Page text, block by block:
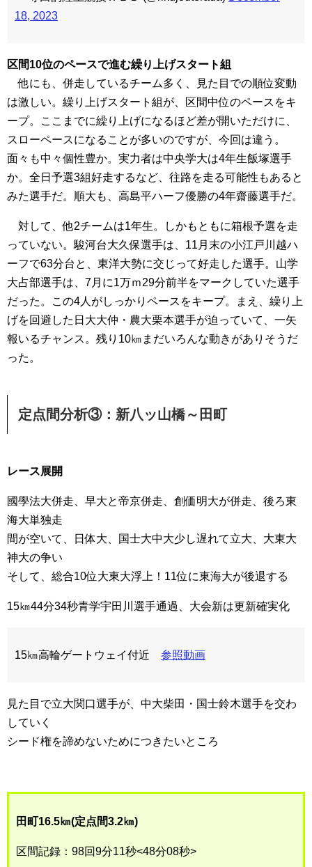
18, 2023
区間10位のペースで進む繰り上げスタート組
他にも、併走しているチーム多く、見た目での順位変動
は激しい。繰り上げスタート組が、区間中位のペースをキ
ープ。ここまでに繰り上げになるほど差が開いただけに、
スローペースになることが多いのですが、今回は違う。
面々も中々個性豊か。実力者は中央学大は4年生飯塚選手
か。全日予選3組好走するなど、往路を走る可能性もあると
みた選手だ。順大も、高島平ハーフ優勝の4年齋藤選手だ。
対して、他2チームは1年生。しかもともに箱根予選を走
っていない。駿河台大久保選手は、11月末の小江戸川越ハ
ーフで63分台と、東洋大勢に交じって好走した選手。山学
大占部選手は、7月に1万ｍ29分前半をマークしていた選手
だった。この4人がしっかりペースをキープ。まえ、繰り上
げを回避した日大大仲・農大栗本選手が迫っていて、一矢
報いるチャンス。残り10㎞まだいろんな動きがありそうだ
った。
定点間分析③：新八ッ山橋～田町
レース展開
國學法大併走、早大と帝京併走、創価明大が併走、後ろ東
海大単独走
間が空いて、日体大、国士大中大少し遅れて立大、大東大
神大の争い
そして、総合10位大東大浮上！11位に東海大が後退する
15㎞44分34秒青学宇田川選手通過、大会新は更新確実化
15㎞高輪ゲートウェイ付近 参照動画
見た目で立大関口選手が、中大柴田・国士鈴木選手を交わ
していく
シード権を諦めないためにつきたいところ
田町16.5㎞(定点間3.2㎞)
区間記録：98回9分11秒<48分08秒>